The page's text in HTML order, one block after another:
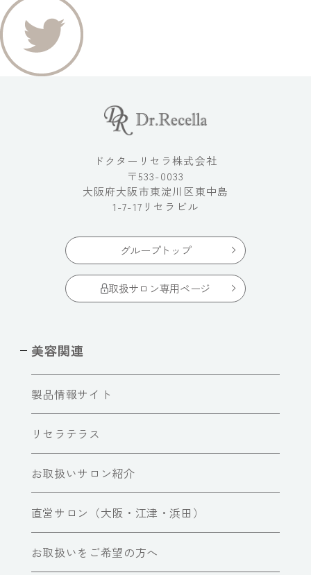
ドクターリセラ株式会社
〒533-0033
大阪府大阪市東淀川区東中島
1-7-17リセラビル
グループトップ
取扱サロン専用ページ
美容関連
製品情報サイト
リセラテラス
お取扱いサロン紹介
直営サロン（大阪・江津・浜田）
お取扱いをご希望の方へ